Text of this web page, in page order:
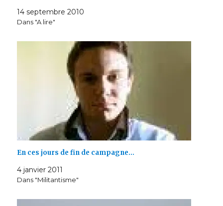
14 septembre 2010
Dans "A lire"
En ces jours de fin de campagne…
4 janvier 2011
Dans "Militantisme"